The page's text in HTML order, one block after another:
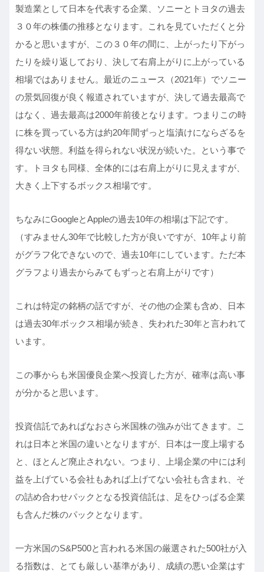
製造業として日本を代表する企業、ソニーとトヨタの過去
３０年の株価の推移となります。これを見ていただくと分
かると思いますが、この３０年の間に、上がったり下がっ
たりを繰り返しており、決して右肩上がりに上がっている
相場ではありません。最近のニュース（2021年）でソニー
の景気回復が良く報道されていますが、決して過去最高で
はなく、過去最高は2000年前後となります。つまりこの時
に株を買っている方は約20年間ずっと塩漬けにならざるを
得ない状態。利益を得られない状況が続いた。という事で
す。トヨタも同様、全体的には右肩上がりに見えますが、
大きく上下するボックス相場です。
ちなみにGoogleとAppleの過去10年の相場は下記です。
（すみません30年で比較した方が良いですが、10年より前
がグラフ化できないので、過去10年にしています。ただ本
グラフより過去からみてもずっと右肩上がりです）
これは特定の銘柄の話ですが、その他の企業も含め、日本
は過去30年ボックス相場が続き、失われた30年と言われて
います。
この事からも米国優良企業へ投資した方が、確率は高い事
が分かると思います。
投資信託であればなおさら米国株の強みが出てきます。こ
れは日本と米国の違いとなりますが、日本は一度上場する
と、ほとんど廃止されない。つまり、上場企業の中には利
益を上げている会社もあれば上げてない会社も含まれ、そ
の詰め合わせパックとなる投資信託は、足をひっぱる企業
も含んだ株のパックとなります。
一方米国のS&P500と言われる米国の厳選された500社が入
る指数は、とても厳しい基準があり、成績の悪い企業はす